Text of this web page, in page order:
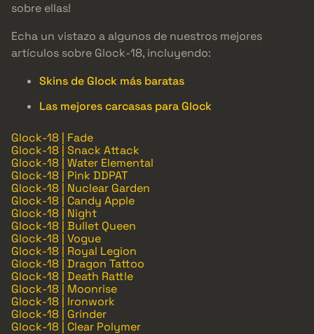
sobre ellas!
Echa un vistazo a algunos de nuestros mejores
artículos sobre Glock-18, incluyendo:
Skins de Glock más baratas
Las mejores carcasas para Glock
Glock-18 | Fade
Glock-18 | Snack Attack
Glock-18 | Water Elemental
Glock-18 | Pink DDPAT
Glock-18 | Nuclear Garden
Glock-18 | Candy Apple
Glock-18 | Night
Glock-18 | Bullet Queen
Glock-18 | Vogue
Glock-18 | Royal Legion
Glock-18 | Dragon Tattoo
Glock-18 | Death Rattle
Glock-18 | Moonrise
Glock-18 | Ironwork
Glock-18 | Grinder
Glock-18 | Clear Polymer